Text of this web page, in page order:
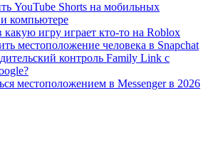
YouTube Shorts на мобильных
компьютере
какую игру играет кто-то на Roblox
местоположение человека в Snapchat
контроль Family Link с
местоположением в Messenger в 2026